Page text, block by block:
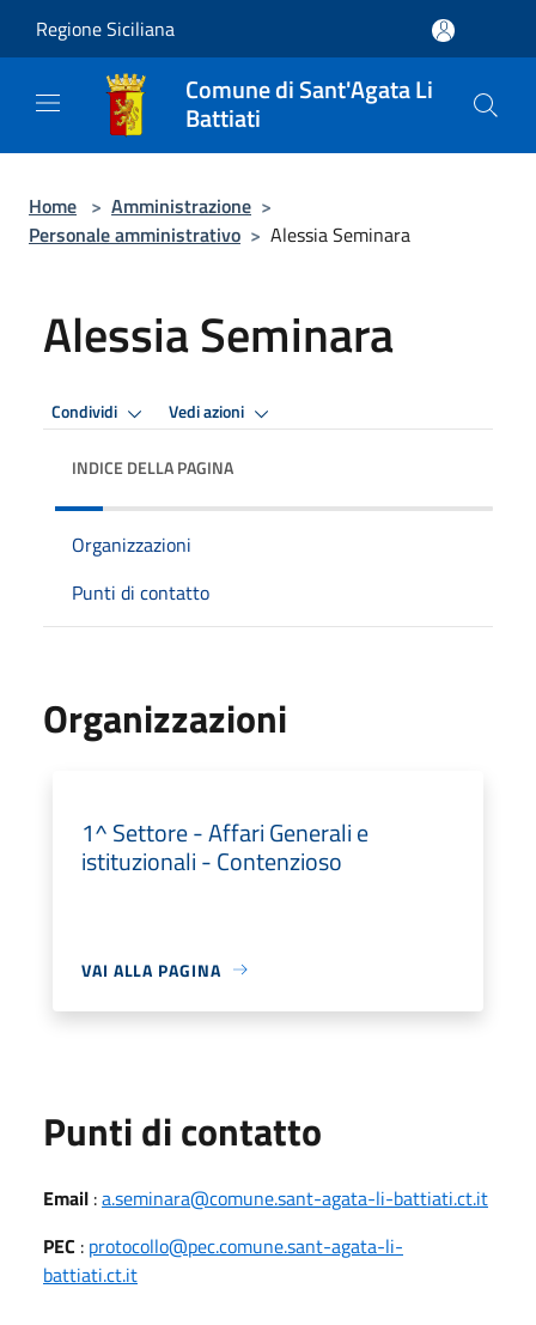
Regione Siciliana
Comune di Sant'Agata Li
Battiati
Home > Amministrazione >
Personale amministrativo > Alessia Seminara
Alessia Seminara
Condividi Vedi azioni
INDICE DELLA PAGINA
Organizzazioni
Punti di contatto
Organizzazioni
1^ Settore - Affari Generali e
istituzionali - Contenzioso
VAI ALLA PAGINA
Punti di contatto
Email :a.seminara@comune.sant-agata-li-battiati.ct.it
PEC : protocollo@pec.comune.sant-agata-li-
battiati.ct.it